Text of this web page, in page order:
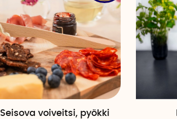
Seisova voiveitsi, pyökki